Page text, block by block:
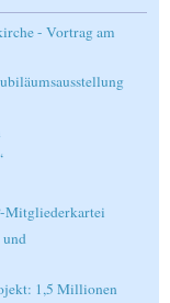
- Vortrag am
Mitgliederkartei
und
1,5 Millionen